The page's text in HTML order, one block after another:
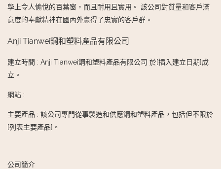
學上令人愉悅的百葉窗，而且耐用且實用。 該公司對質量和客戶滿
意度的奉獻精神在國內外贏得了忠實的客戶群。
Anji Tianwei鋼和塑料產品有限公司
建立時間 : Anji Tianwei鋼和塑料產品有限公司 於[插入建立日期]成
立。
網站 :
主要產品 : 該公司專門從事製造和供應鋼和塑料產品，包括但不限於
[列表主要產品]。
公司簡介